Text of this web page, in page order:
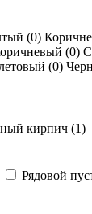
(0)
(0)
(0)
кирпич (1)
Рядовой